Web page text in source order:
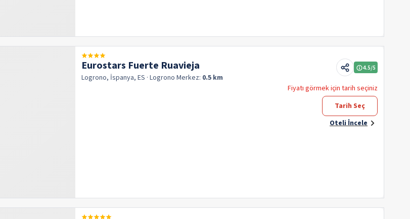
Eurostars Fuerte Ruavieja
Logrono, İspanya, ES · Logrono Merkez: 0.5 km
4.5/5
Fiyatı görmek için tarih seçiniz
Tarih Seç
Oteli İncele